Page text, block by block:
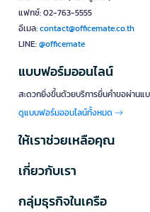
แฟกซ์: 02-763-5555
อีเมล:contact@officemate.co.th
LINE:@officemate
แบบฟอร์มออนไลน์
สะดวกยิ่งขึ้นด้วยบริการยื่นคำขอผ่าน
ดูแบบฟอร์มออนไลน์ทั้งหมด
ให้เราช่วยเหลือคุณ
เกี่ยวกับเรา
กลุ่มธุรกิจในเครือ